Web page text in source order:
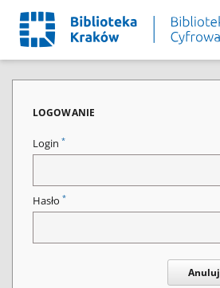
LOGOWANIE
Login *
Hasło *
Anuluj